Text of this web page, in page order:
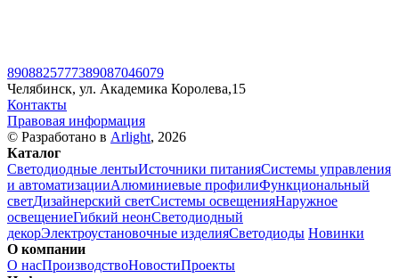
8908825777389087046079
Челябинск, ул. Академика Королева,15
Контакты
Правовая информация
© Разработано в Arlight, 2026
Каталог
Светодиодные лентыИсточники питанияСистемы управления
и автоматизацииАлюминиевые профилиФункциональный
светДизайнерский светСистемы освещенияНаружное
освещениеГибкий неонСветодиодный
декорЭлектроустановочные изделияСветодиоды Новинки
О компании
О насПроизводствоНовостиПроекты